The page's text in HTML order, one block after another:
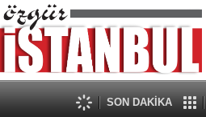
SON DAKİKA